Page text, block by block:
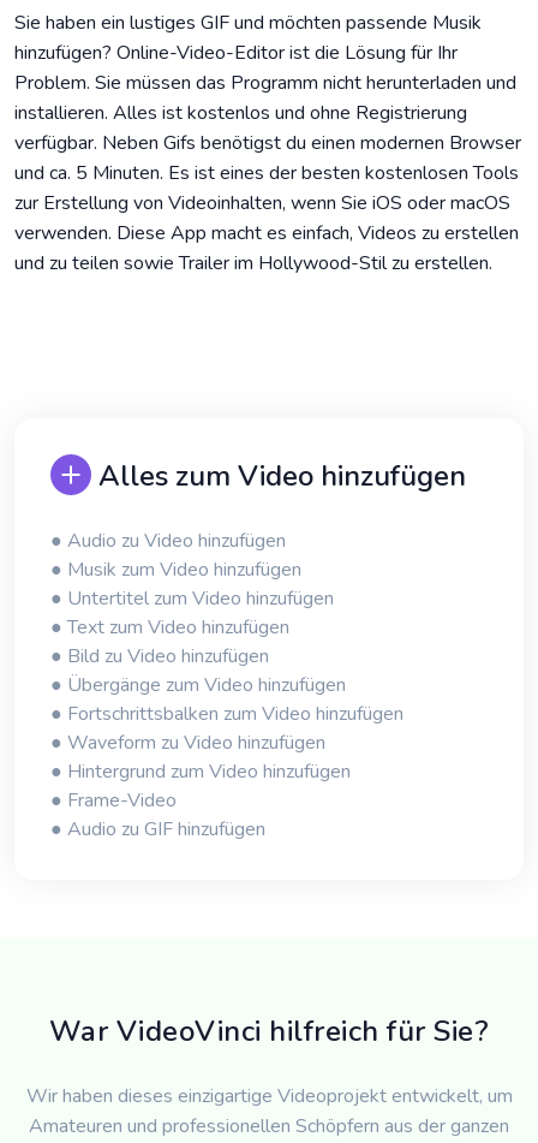
Sie haben ein lustiges GIF und möchten passende Musik
hinzufügen? Online-Video-Editor ist die Lösung für Ihr
Problem. Sie müssen das Programm nicht herunterladen und
installieren. Alles ist kostenlos und ohne Registrierung
verfügbar. Neben Gifs benötigst du einen modernen Browser
und ca. 5 Minuten. Es ist eines der besten kostenlosen Tools
zur Erstellung von Videoinhalten, wenn Sie iOS oder macOS
verwenden. Diese App macht es einfach, Videos zu erstellen
und zu teilen sowie Trailer im Hollywood-Stil zu erstellen.
Alles zum Video hinzufügen
● Audio zu Video hinzufügen
● Musik zum Video hinzufügen
● Untertitel zum Video hinzufügen
● Text zum Video hinzufügen
● Bild zu Video hinzufügen
● Übergänge zum Video hinzufügen
● Fortschrittsbalken zum Video hinzufügen
● Waveform zu Video hinzufügen
● Hintergrund zum Video hinzufügen
● Frame-Video
● Audio zu GIF hinzufügen
War VideoVinci hilfreich für Sie?
Wir haben dieses einzigartige Videoprojekt entwickelt, um
Amateuren und professionellen Schöpfern aus der ganzen